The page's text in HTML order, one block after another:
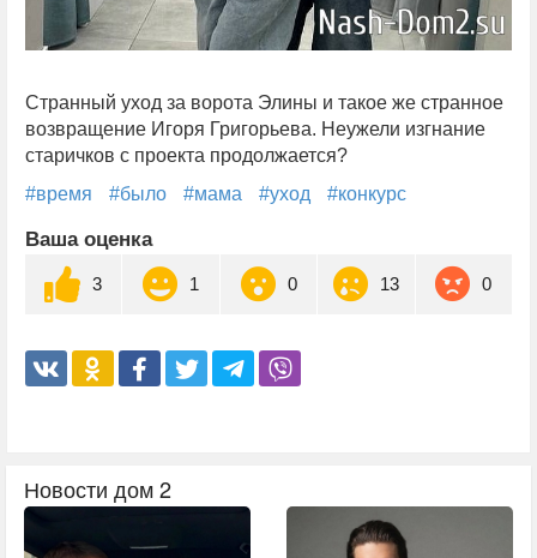
Странный уход за ворота Элины и такое же странное
возвращение Игоря Григорьева. Неужели изгнание
старичков с проекта продолжается?
#время
#было #мама #уход #конкурс
Ваша оценка
3 1 0 13 0
Новости дом 2